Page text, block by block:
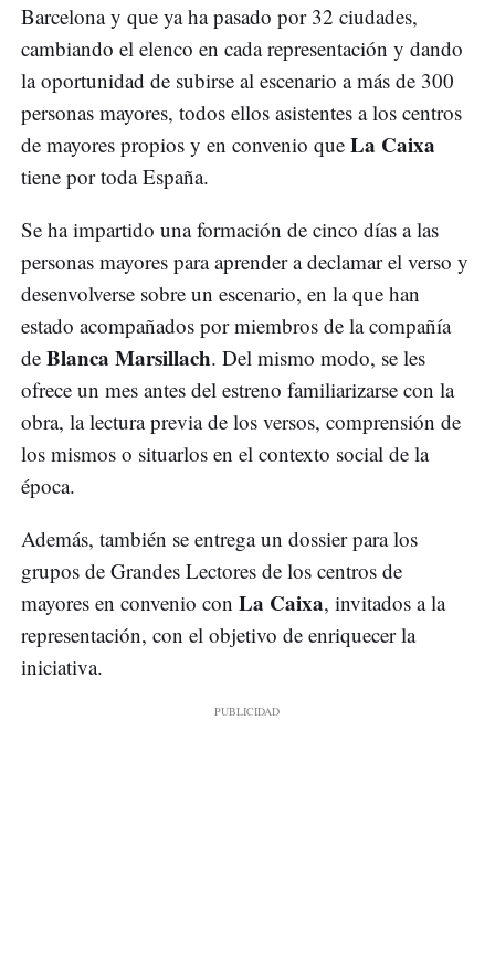
Barcelona y que ya ha pasado por 32 ciudades,
cambiando el elenco en cada representación y dando
la oportunidad de subirse al escenario a más de 300
personas mayores, todos ellos asistentes a los centros
de mayores propios y en convenio que La Caixa
tiene por toda España.
Se ha impartido una formación de cinco días a las
personas mayores para aprender a declamar el verso y
desenvolverse sobre un escenario, en la que han
estado acompañados por miembros de la compañía
de Blanca Marsillach. Del mismo modo, se les
ofrece un mes antes del estreno familiarizarse con la
obra, la lectura previa de los versos, comprensión de
los mismos o situarlos en el contexto social de la
época.
Además, también se entrega un dossier para los
grupos de Grandes Lectores de los centros de
mayores en convenio con La Caixa, invitados a la
representación, con el objetivo de enriquecer la
iniciativa.